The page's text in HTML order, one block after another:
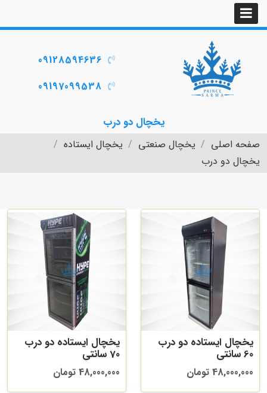
یخچال دو درب
09128594636
09197099538
صفحه اصلی یخچال صنعتی
یخچال ایستاده
یخچال دو درب
یخچال ایستاده دو درب
60 سانتی
48,000,000 تومان
یخچال ایستاده دو درب
70 سانتی
48,000,000 تومان